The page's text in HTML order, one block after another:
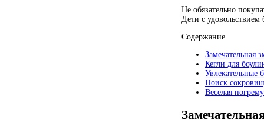
Не обязательно
Дети с
Содержание
Замечательная
Кегли для
Увлекательные
Поиск
Веселая